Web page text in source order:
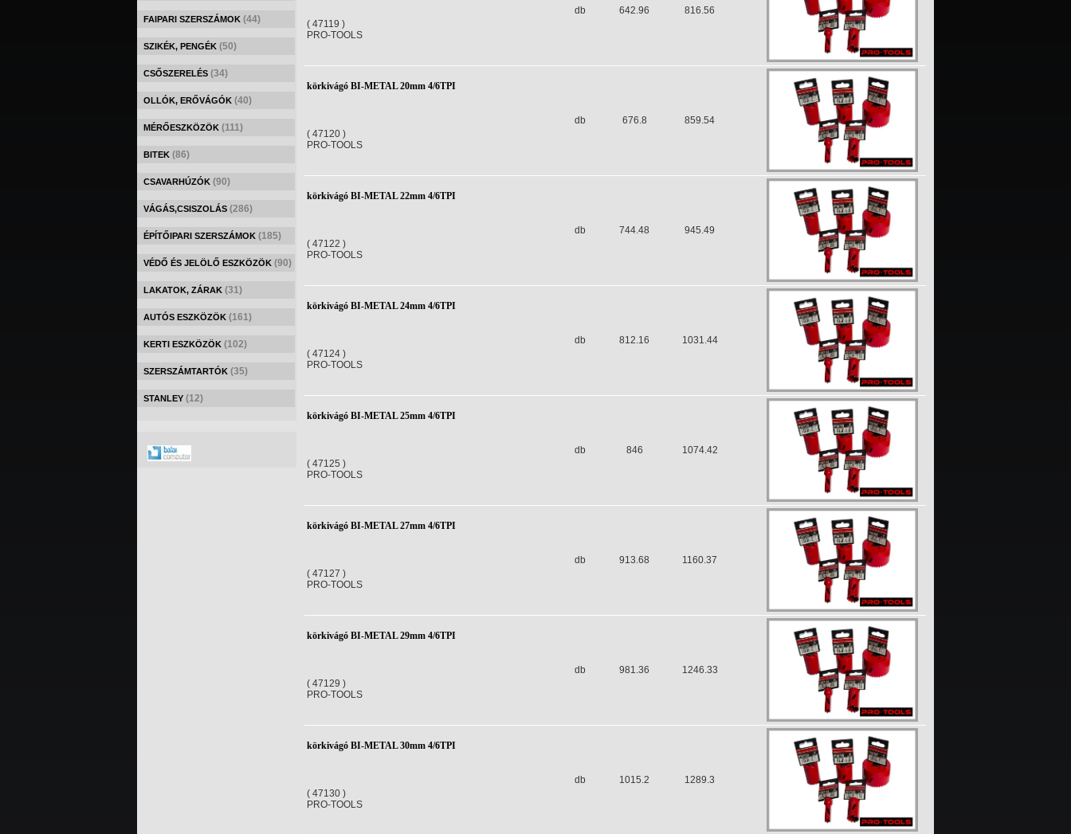
FAIPARI SZERSZÁMOK (44)
SZIKÉK, PENGÉK (50)
CSŐSZERELÉS (34)
OLLÓK, ERŐVÁGÓK (40)
MÉRŐESZKÖZÖK (111)
BITEK (86)
CSAVARHÚZÓK (90)
VÁGÁS,CSISZOLÁS (286)
ÉPÍTŐIPARI SZERSZÁMOK (185)
VÉDŐ ÉS JELÖLŐ ESZKÖZÖK (90)
LAKATOK, ZÁRAK (31)
AUTÓS ESZKÖZÖK (161)
KERTI ESZKÖZÖK (102)
SZERSZÁMTARTÓK (35)
STANLEY (12)
db 642.96
816.56
( 47119 )
PRO-TOOLS
körkivágó BI-METAL 20mm 4/6TPI
db 676.8
859.54
( 47120 )
PRO-TOOLS
körkivágó BI-METAL 22mm 4/6TPI
db 744.48
945.49
( 47122 )
PRO-TOOLS
körkivágó BI-METAL 24mm 4/6TPI
db 812.16
1031.44
( 47124 )
PRO-TOOLS
körkivágó BI-METAL 25mm 4/6TPI
db 846
1074.42
( 47125 )
PRO-TOOLS
körkivágó BI-METAL 27mm 4/6TPI
db 913.68
1160.37
( 47127 )
PRO-TOOLS
körkivágó BI-METAL 29mm 4/6TPI
db 981.36
1246.33
( 47129 )
PRO-TOOLS
körkivágó BI-METAL 30mm 4/6TPI
db 1015.2
1289.3
( 47130 )
PRO-TOOLS